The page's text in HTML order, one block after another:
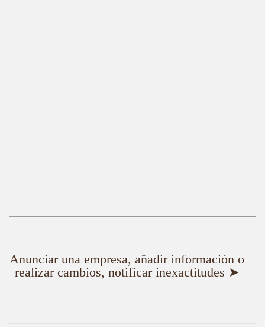
Anunciar una empresa, añadir información o
realizar cambios, notificar inexactitudes ➤